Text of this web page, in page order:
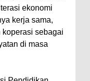
ekonomi
kerja sama,
koperasi sebagai
di masa